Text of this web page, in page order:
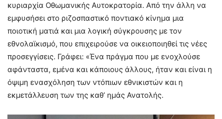
κυριαρχία Οθωμανικής Αυτοκρατορία. Από την άλλη να
εμφυσήσει στο ριζοσπαστικό ποντιακό κίνημα μια
ποιοτική ματιά και μια λογική σύγκρουσης με τον
εθνολαϊκισμό, που επιχειρούσε να οικειοποιηθεί τις νέες
προσεγγίσεις. Γράφει: «Ένα πράγμα που με ενοχλούσε
αφάνταστα, εμένα και κάποιους άλλους, ήταν και είναι η
όψιμη ενασχόληση των ντόπιων εθνικιστών και η
εκμετάλλευση των της καθ’ ημάς Ανατολής.